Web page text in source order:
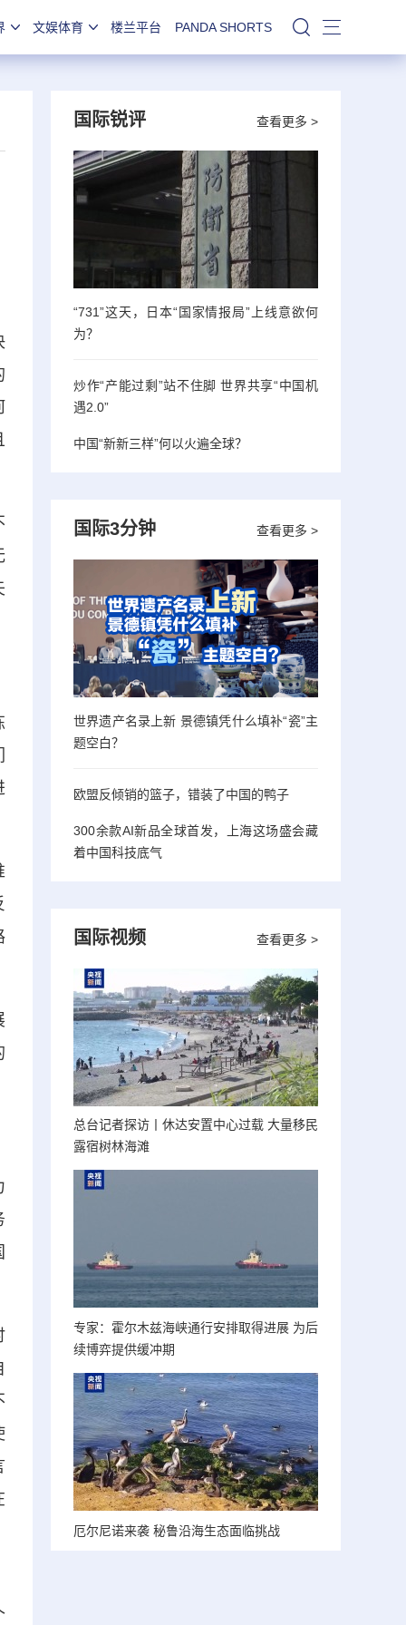
文娱体育 楼兰平台 PANDA SHORTS 站内搜索
查看更多 >
国际锐评
“731”这天，日本“国家情报局”上线意欲何
为？
炒作“产能过剩”站不住脚 世界共享“中国机
遇2.0”
中国“新新三样”何以火遍全球？
查看更多 >
国际3分钟
世界遗产名录上新 景德镇凭什么填补“瓷”主
题空白？
欧盟反倾销的篮子，错装了中国的鸭子
300余款AI新品全球首发，上海这场盛会藏
着中国科技底气
查看更多 >
国际视频
总台记者探访丨休达安置中心过载 大量移民
露宿树林海滩
专家：霍尔木兹海峡通行安排取得进展 为后
续博弈提供缓冲期
厄尔尼诺来袭 秘鲁沿海生态面临挑战